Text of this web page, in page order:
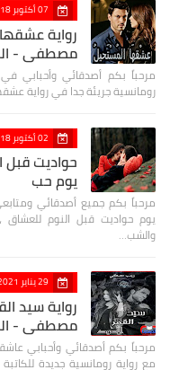
07 أكتوبر 2018
رواية
مصطفي -
رومانسية جريئة جدا في رواية
02 أكتوبر 2018
يوم حب
يوم حواديت قبل النوم للعشاق
والشب…
29 يناير 2021
رواية سيد
مصطفي -
مرحباً بكم أصدقائي وأحبابي
مع رواية رومانسية جديدة